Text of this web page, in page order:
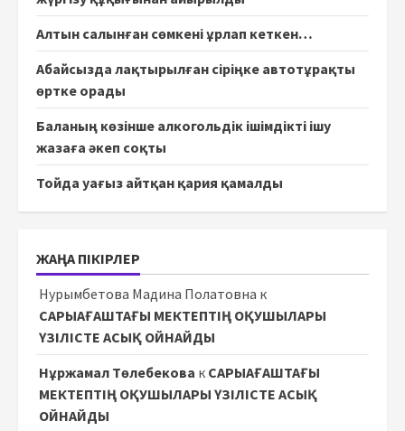
Алтын салынған сөмкені ұрлап кеткен…
Абайсызда лақтырылған сіріңке автотұрақты
өртке орады
Баланың көзінше алкогольдік ішімдікті ішу
жазаға әкеп соқты
Тойда уағыз айтқан қария қамалды
ЖАҢА ПІКІРЛЕР
Нурымбетова Мадина Полатовна к
САРЫАҒАШТАҒЫ МЕКТЕПТІҢ ОҚУШЫЛАРЫ
ҮЗІЛІСТЕ АСЫҚ ОЙНАЙДЫ
Нұржамал Төлебекова к САРЫАҒАШТАҒЫ
МЕКТЕПТІҢ ОҚУШЫЛАРЫ ҮЗІЛІСТЕ АСЫҚ
ОЙНАЙДЫ